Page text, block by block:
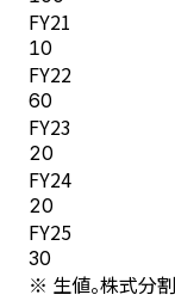
FY21
10
FY22
60
FY23
20
FY24
20
FY25
30
※ 生値。株式分